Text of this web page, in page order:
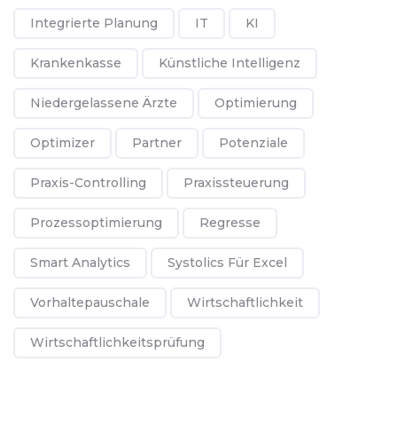
Integrierte Planung IT KI
Krankenkasse Künstliche Intelligenz
Niedergelassene Ärzte Optimierung
Optimizer Partner Potenziale
Praxis-Controlling Praxissteuerung
Prozessoptimierung Regresse
Smart Analytics Systolics Für Excel
Vorhaltepauschale Wirtschaftlichkeit
Wirtschaftlichkeitsprüfung